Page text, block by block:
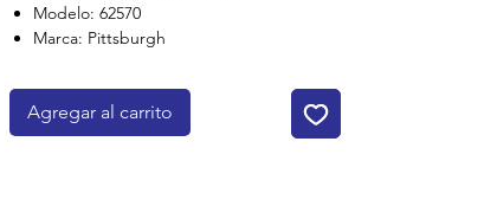
Modelo: 62570
Marca: Pittsburgh
Agregar al carrito